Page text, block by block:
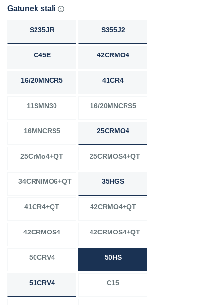
Gatunek stali
S235JR S355J2
C45E 42CRMO4
16/20MNCR5 41CR4
11SMN30 16/20MNCRS5
16MNCRS5 25CRMO4
25CrMo4+QT 25CRMOS4+QT
34CRNIMO6+QT 35HGS
41CR4+QT 42CRMO4+QT
42CRMOS4 42CRMOS4+QT
50CRV4 50HS
51CRV4 C15